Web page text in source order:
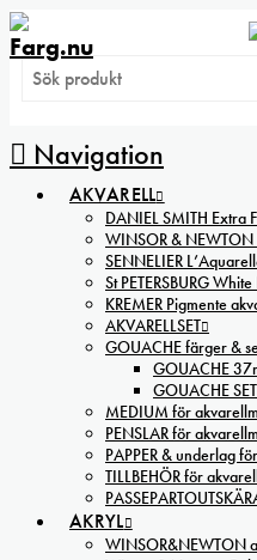
Navigation
AKVARELL
DANIEL SMITH Extra
WINSOR &
SENNELIER
St PETERSBURG
KREMER Pigmente
AKVARELLSET
GOUACHE färger &
GOUACHE
GOUACHE SET
MEDIUM för
PENSLAR för
PAPPER & underlag
TILLBEHÖR för
AKRYL
WINSOR&NEWTON